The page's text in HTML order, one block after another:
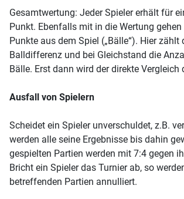
Gesamtwertung: Jeder Spieler erhält für
Punkt. Ebenfalls mit in die Wertung gehen
Punkte aus dem Spiel („Bälle“). Hier zählt
Balldifferenz und bei Gleichstand die
Bälle. Erst dann wird der direkte Vergleich
Ausfall von Spielern
Scheidet ein Spieler unverschuldet, z.B.
werden alle seine Ergebnisse bis dahin
gespielten Partien werden mit 7:4 gegen
Bricht ein Spieler das Turnier ab, so
betreffenden Partien annulliert.